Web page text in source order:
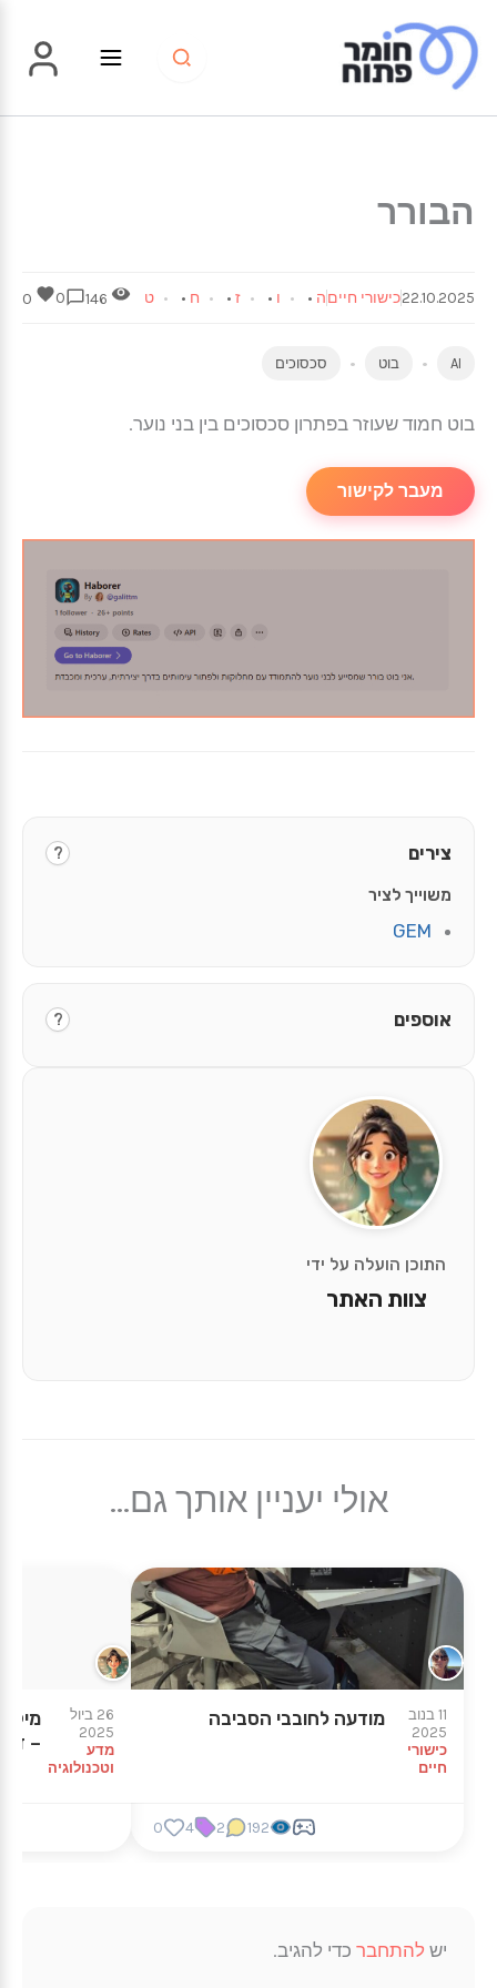
לתוכן
הבורר
22.10.2025כישורי חייםה • ו • ז • ח • ט 0
AI בוט סכסוכים
בוט חמוד שעוזר בפתרון סכסוכים בין בני נוער.
מעבר לקישור
התוכן הועלה על ידי
צוות האתר
צירים ?
משוייך לציר
GEM
אוספים ?
אולי יעניין אותך גם...
11 בנוב
2025
כישורי
חיים
מודעה לחובבי הסביבה
192
2
4
0
26 ביול
2025
מדע
וטכנולוגיה
–
יש להתחבר כדי להגיב.